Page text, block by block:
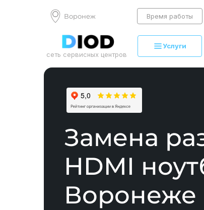
Воронеж Время работы
сеть сервисных центров
Услуги
Замена
HDMI
Воронеже